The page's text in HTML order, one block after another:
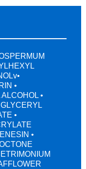
•
•
•
•